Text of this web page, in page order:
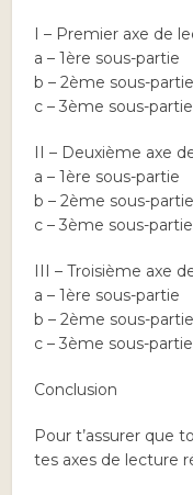
I – Premier axe de
a – 1ère sous-partie
b – 2ème sous-partie
c – 3ème sous-partie
II – Deuxième axe
a – 1ère sous-partie
b – 2ème sous-partie
c – 3ème sous-partie
III – Troisième axe
a – 1ère sous-partie
b – 2ème sous-partie
c – 3ème sous-partie
Conclusion
Pour t’assurer que
tes axes de lecture